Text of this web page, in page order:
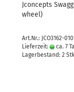
Jconcepts
wheel)
Art.Nr.: JCO3162-010
Lieferzeit:
ca. 7
Lagerbestand: 2